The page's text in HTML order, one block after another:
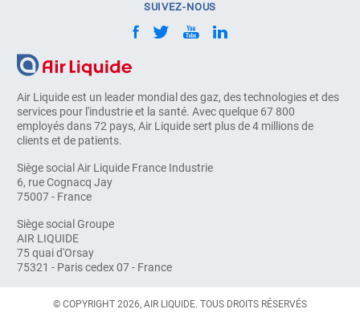
Air Liquide est un leader mondial des gaz, des technologies et des
services pour l'industrie et la santé. Avec quelque 67 800
employés dans 72 pays, Air Liquide sert plus de 4 millions de
clients et de patients.
Siège social Air Liquide France Industrie
6, rue Cognacq Jay
75007 - France
Siège social Groupe
AIR LIQUIDE
75 quai d'Orsay
75321 - Paris cedex 07 - France
SUIVEZ-NOUS
© COPYRIGHT 2026, AIR LIQUIDE. TOUS DROITS RÉSERVÉS